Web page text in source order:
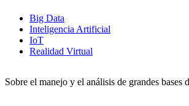
Big Data
Inteligencia Artificial
IoT
Realidad Virtual
Sobre el manejo y el análisis de grandes bases